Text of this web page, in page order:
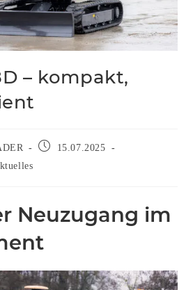
– kompakt,
15.07.2025
Neuzugang im